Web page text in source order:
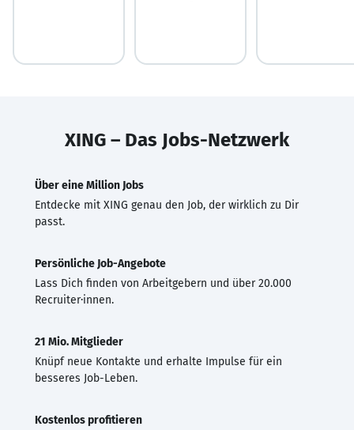
XING – Das Jobs-Netzwerk
Über eine Million Jobs
Entdecke mit XING genau den Job, der wirklich zu Dir
passt.
Persönliche Job-Angebote
Lass Dich finden von Arbeitgebern und über 20.000
Recruiter·innen.
21 Mio. Mitglieder
Knüpf neue Kontakte und erhalte Impulse für ein
besseres Job-Leben.
Kostenlos profitieren